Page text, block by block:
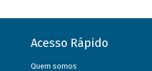
Acesso Rápido
Quem somos